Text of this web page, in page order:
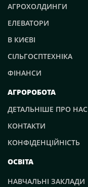
АГРОХОЛДИНГИ
ЕЛЕВАТОРИ
В КИЄВІ
СІЛЬГОСПТЕХНІКА
ФІНАНСИ
АГРОРОБОТА
ДЕТАЛЬНІШЕ ПРО НАС
КОНТАКТИ
КОНФІДЕНЦІЙНІСТЬ
ОСВІТА
НАВЧАЛЬНІ ЗАКЛАДИ